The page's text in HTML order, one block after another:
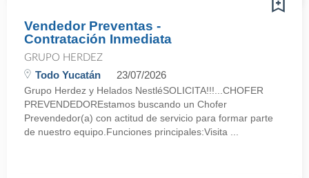
Vendedor Preventas -
Contratación Inmediata
GRUPO HERDEZ
Todo Yucatán 23/07/2026
Grupo Herdez y Helados NestléSOLICITA!!!...CHOFER
PREVENDEDOREstamos buscando un Chofer
Prevendedor(a) con actitud de servicio para formar parte
de nuestro equipo.Funciones principales:Visita ...